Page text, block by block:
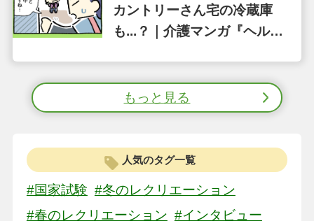
カントリーさん宅の冷蔵庫
も...？｜介護マンガ『ヘル２
もっと見る
人気のタグ一覧
#国家試験 #冬のレクリエーション
#春のレクリエーション #インタビュー